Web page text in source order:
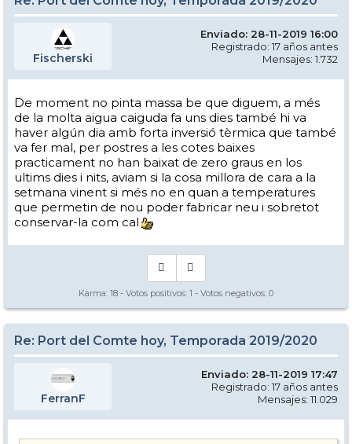
Fischerski
Enviado: 28-11-2019 16:00
Registrado: 17 años antes
Mensajes: 1.732
De moment no pinta massa be que diguem, a més
de la molta aigua caiguda fa uns dies també hi va
haver algún dia amb forta inversió tèrmica que també
va fer mal, per postres a les cotes baixes
practicament no han baixat de zero graus en los
ultims dies i nits, aviam si la cosa millora de cara a la
setmana vinent si més no en quan a temperatures
que permetin de nou poder fabricar neu i sobretot
conservar-la com cal
Karma: 18 - Votos positivos: 1 - Votos negativos: 0
Re: Port del Comte hoy, Temporada 2019/2020
FerranF
Enviado: 28-11-2019 17:47
Registrado: 17 años antes
Mensajes: 11.029